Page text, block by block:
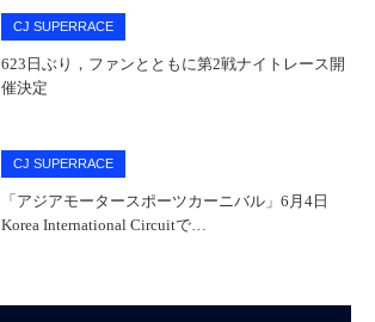
CJ SUPERRACE
623日ぶり，ファンとともに第2戦ナイトレース開
催決定
CJ SUPERRACE
「アジアモータースポーツカーニバル」6月4日
Korea International Circuitで…